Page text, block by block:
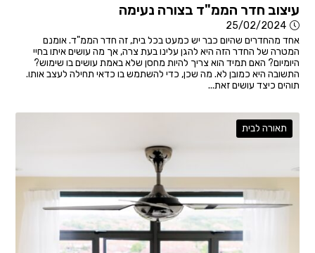
עיצוב חדר הממ"ד בצורה נעימה
25/02/2024
אחד מהחדרים שהיום כבר יש כמעט בכל בית, זה חדר הממ"ד. אומנם
המטרה של החדר הזה היא להגן עלינו בעת צרה, אך מה עושים איתו בחיי
היומיום? האם תמיד הוא צריך להיות מחסן שלא באמת עושים בו שימוש?
התשובה היא כמובן לא. מה שכן, כדי להשתמש בו כדאי תחילה לעצב אותו.
תוהים כיצד עושים זאת...
תאורה לבית